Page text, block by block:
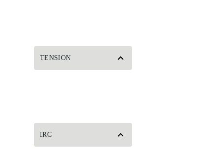
TENSION
IRC